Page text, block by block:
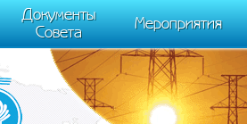
=== r) { return; }}
"init", { clickmap:true, trackLinks:true,
Документы
Совета
Мероприятия